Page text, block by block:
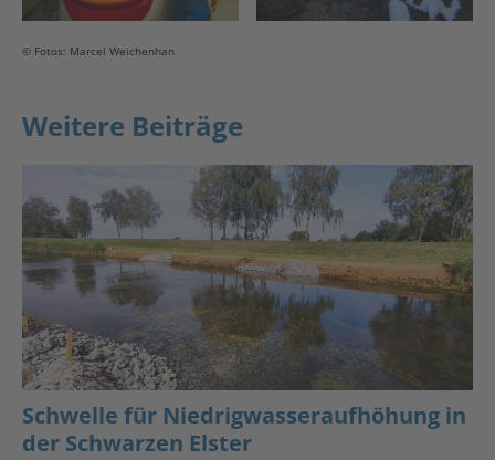
© Fotos: Marcel Weichenhan
Weitere Beiträge
Schwelle für Niedrigwasseraufhöhung in
der Schwarzen Elster